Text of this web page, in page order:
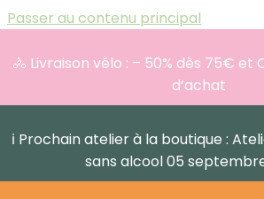
Passer au contenu principal
🚴 Livraison vélo : – 50% dès 75€ et
d’achat
ℹ️ Prochain atelier à la boutique :
sans alcool 05